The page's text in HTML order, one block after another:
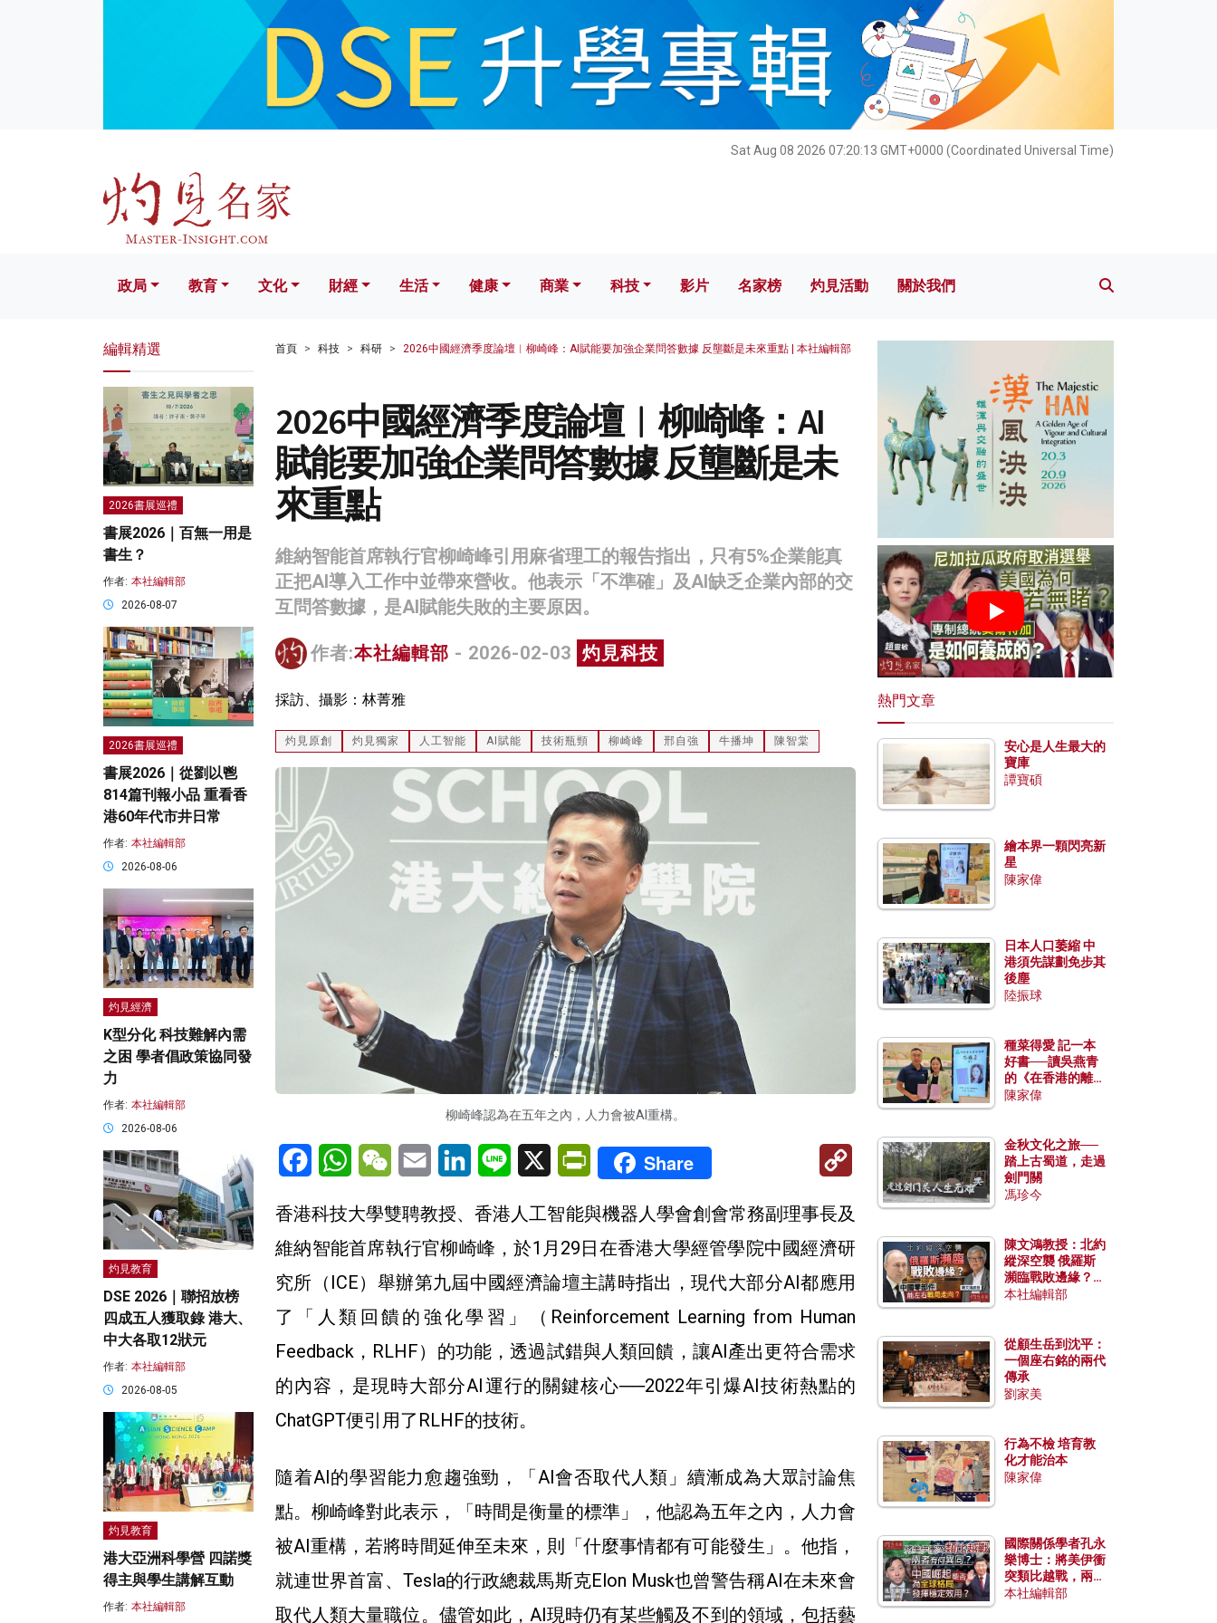
Sat Aug 08 2026 07:20:14 GMT+0000 (Coordinated Universal Time)
文化 財經 生活 健康 科技 影片 名家榜 灼見活動 關於我們
政局 教育 文化 財經 生活 健康 商業 科技 影片 名家榜 灼見活動 關於我們
首頁 科技 科研 2026中國經濟季度論壇︱柳崎峰：AI賦能要加強企業問答數據 反壟斷是未來重點 | 本社編輯部
2026中國經濟季度論壇︱柳崎峰：AI
賦能要加強企業問答數據 反壟斷是未
來重點
維納智能首席執行官柳崎峰引用麻省理工的報告指出，只有5%企業能真
正把AI導入工作中並帶來營收。他表示「不準確」及AI缺乏企業內部的交
互問答數據，是AI賦能失敗的主要原因。
作者:本社編輯部 - 2026-02-03 灼見科技
採訪、攝影：林菁雅
灼見原創 灼見獨家 人工智能 AI賦能 技術瓶頸 柳崎峰 邢自強 牛播坤 陳智棠
柳崎峰認為在五年之內，人力會被AI重構。
FacebookWhatsAppWeChatEmail LinkedInLine X PrintFriendly
Share
Copy
香港科技大學雙聘教授、香港人工智能與機器人學會創會常務副理事長及
維納智能首席執行官柳崎峰，於1月29日在香港大學經管學院中國經濟研
究所（ICE）舉辦第九屆中國經濟論壇主講時指出，現代大部分AI都應用
了「人類回饋的強化學習」（ Reinforcement Learning from Human
Feedback，RLHF）的功能，透過試錯與人類回饋，讓AI產出更符合需求
的內容，是現時大部分AI運行的關鍵核心──2022年引爆AI技術熱點的
ChatGPT便引用了RLHF的技術。
隨着AI的學習能力愈趨強勁，「AI會否取代人類」續漸成為大眾討論焦
點。柳崎峰對此表示，「時間是衡量的標準」，他認為五年之內，人力會
被AI重構，若將時間延伸至未來，則「什麼事情都有可能發生」。他指，
就連世界首富、 Tesla的行政總裁馬斯克Elon Musk也曾警告稱AI在未來會
取代人類大量職位。儘管如此，AI現時仍有某些觸及不到的領域，包括藝
編輯精選
2026書展巡禮
書展2026｜百無一用是
書生？
作者: 本社編輯部
2026-08-07
2026書展巡禮
書展2026｜從劉以鬯
814篇刊報小品 重看香
港60年代市井日常
作者: 本社編輯部
2026-08-06
灼見經濟
K型分化 科技難解內需
之困 學者倡政策協同發
力
作者: 本社編輯部
2026-08-06
灼見教育
DSE 2026｜聯招放榜
四成五人獲取錄 港大、
中大各取12狀元
作者: 本社編輯部
2026-08-05
灼見教育
港大亞洲科學營 四諾獎
得主與學生講解互動
作者: 本社編輯部
熱門文章
安心是人生最大的
寶庫
譚寶碩
繪本界一顆閃亮新
星
陳家偉
日本人口萎縮 中
港須先謀劃免步其
後塵
陸振球
種菜得愛 記一本
好書──讀吳燕青
的《在香港的離島
種菜》
陳家偉
金秋文化之旅──
踏上古蜀道，走過
劍門關
馮珍今
陳文鴻教授：北約
縱深空襲 俄羅斯
瀕臨戰敗邊緣？中
國零部件能左右戰
本社編輯部
從顧生岳到沈平：
一個座右銘的兩代
傳承
劉家美
行為不檢 培育教
化才能治本
陳家偉
國際關係學者孔永
樂博士：將美伊衝
突類比越戰，兩者
有何異同？中國崛
本社編輯部